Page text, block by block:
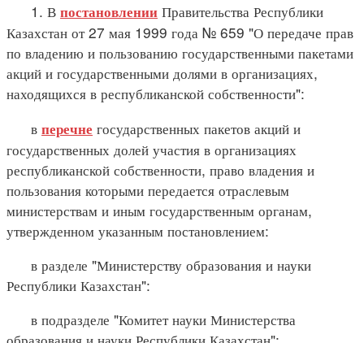
1. В постановлении Правительства Республики
Казахстан от 27 мая 1999 года № 659 "О передаче прав
по владению и пользованию государственными пакетами
акций и государственными долями в организациях,
находящихся в республиканской собственности":
в перечне государственных пакетов акций и
государственных долей участия в организациях
республиканской собственности, право владения и
пользования которыми передается отраслевым
министерствам и иным государственным органам,
утвержденном указанным постановлением:
в разделе "Министерству образования и науки
Республики Казахстан":
в подразделе "Комитет науки Министерства